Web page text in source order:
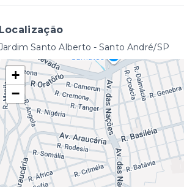
Localização
Santo Alberto - Santo André/SP
+
−